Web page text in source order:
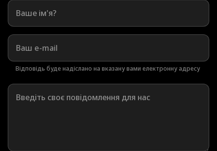
Відповідь буде надіслано на вказану вами електронну адресу